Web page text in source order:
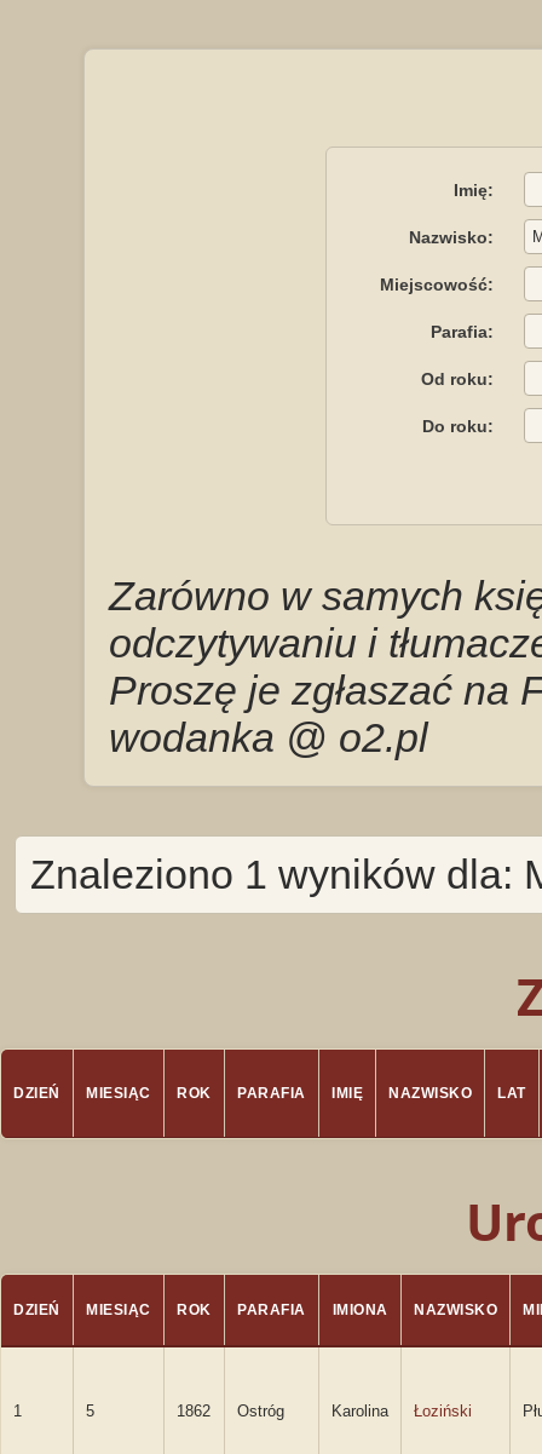
Imię:
Nazwisko:
Miejscowość:
Parafia:
Od roku:
Do roku:
Zarówno w samych
odczytywaniu i
Proszę je zgłaszać na
wodanka @ o2.pl
Znaleziono 1 wyników dla:
DZIEŃ MIESIĄC ROK PARAFIA IMIĘ NAZWISKO LAT
DZIEŃ MIESIĄC ROK PARAFIA IMIONA NAZWISKO
1 5 1862 Ostróg Karolina Łoziński